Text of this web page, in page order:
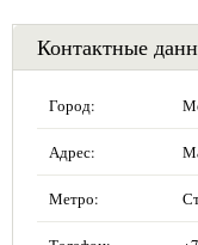
Контактные
Город:
Адрес:
Метро: